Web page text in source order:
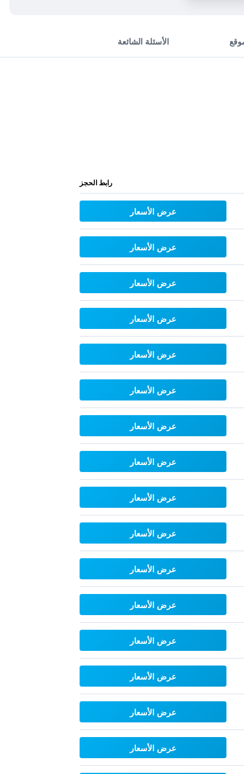
الأسئلة الشائعة
رابط الحجز
عرض الأسعار
عرض الأسعار
عرض الأسعار
عرض الأسعار
عرض الأسعار
عرض الأسعار
عرض الأسعار
عرض الأسعار
عرض الأسعار
عرض الأسعار
عرض الأسعار
عرض الأسعار
عرض الأسعار
عرض الأسعار
عرض الأسعار
عرض الأسعار